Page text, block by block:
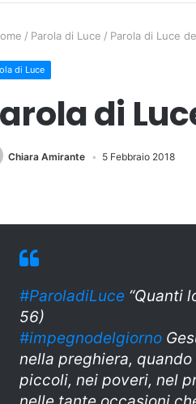
/ Parola di Luce / Parola di Luce
di Luce
di
Chiara Amirante 5 Febbraio 2018
#ParoladiLuce “Quanti
56)
#impegnodelgiorno
nella preghiera,
piccoli, nei poveri, nel